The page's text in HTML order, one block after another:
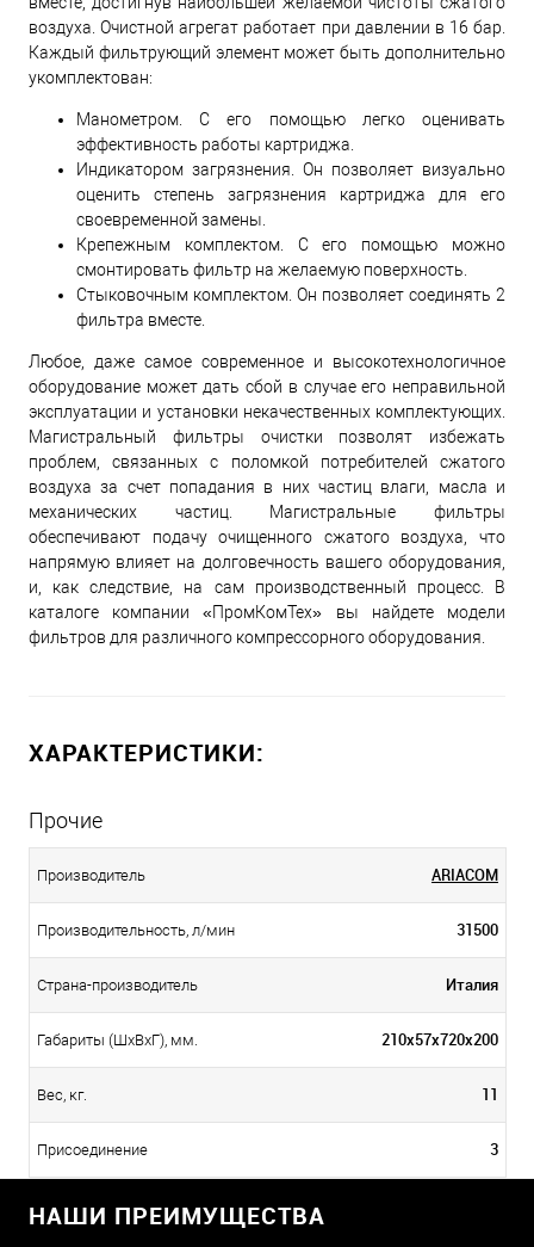
воздуха. Очистной агрегат работает при давлении в 16 бар.
Каждый фильтрующий элемент может быть дополнительно
укомплектован:
Манометром. С его помощью легко оценивать
эффективность работы картриджа.
Индикатором загрязнения. Он позволяет визуально
оценить степень загрязнения картриджа для его
своевременной замены.
Крепежным комплектом. С его помощью можно
смонтировать фильтр на желаемую поверхность.
Стыковочным комплектом. Он позволяет соединять 2
фильтра вместе.
Любое, даже самое современное и высокотехнологичное
оборудование может дать сбой в случае его неправильной
эксплуатации и установки некачественных комплектующих.
Магистральный фильтры очистки позволят избежать
проблем, связанных с поломкой потребителей сжатого
воздуха за счет попадания в них частиц влаги, масла и
механических частиц. Магистральные фильтры
обеспечивают подачу очищенного сжатого воздуха, что
напрямую влияет на долговечность вашего оборудования,
и, как следствие, на сам производственный процесс. В
каталоге компании «ПромКомТех» вы найдете модели
фильтров для различного компрессорного оборудования.
ХАРАКТЕРИСТИКИ:
Прочие
Производитель ARIACOM
Производительность, л/мин 31500
Страна-производитель Италия
Габариты (ШхВхГ), мм. 210х57х720х200
Вес, кг. 11
Присоединение 3
НАШИ ПРЕИМУЩЕСТВА